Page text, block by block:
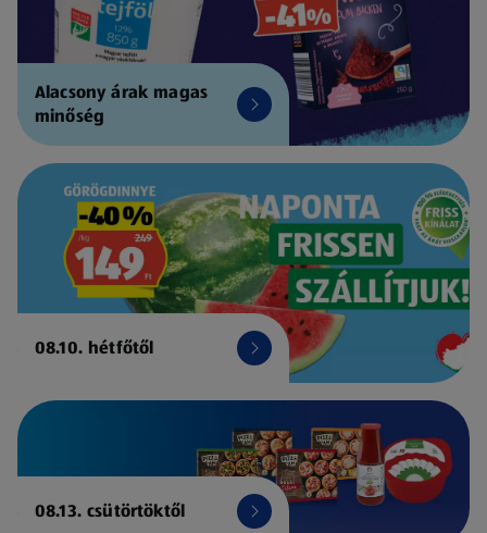
Alacsony árak magas
minőség
08.10. hétfőtől
08.13. csütörtöktől